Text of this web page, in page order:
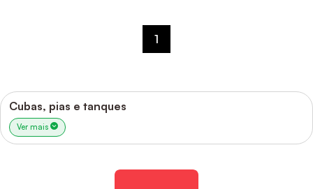
1
Cubas, pias e tanques
Ver mais